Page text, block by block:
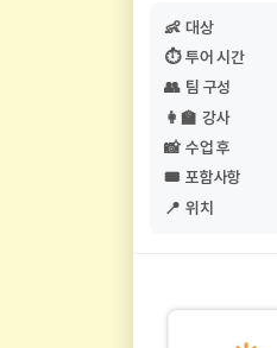
👶 대상
⏱️ 투어 시간
👥 팀 구성
👩‍🏫 강사
📸 수업 후
🎟️ 포함사항
📍 위치